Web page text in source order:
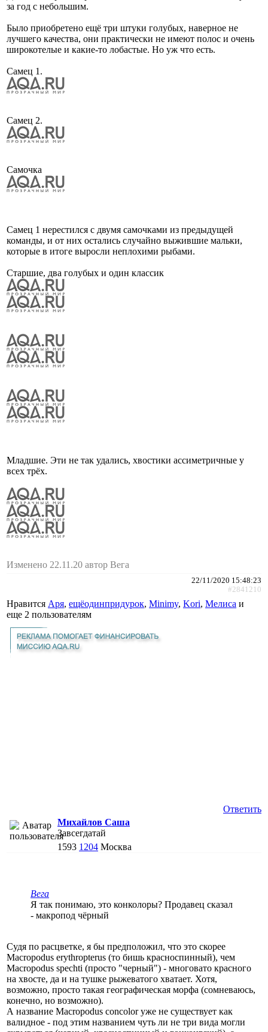
за год с небольшим.
Было приобретено ещё три штуки голубых, наверное не
лучшего качества, они практически не имеют полос и очень
широкотелые и какие-то лобастые. Но уж что есть.
Самец 1.
Самец 2.
Самочка
Самец 1 нерестился с двумя самочками из предыдущей
команды, и от них остались случайно выжившие мальки,
которые в итоге выросли неплохими рыбами.
Старшие, два голубых и один классик
Младшие. Эти не так удались, хвостики ассиметричные у
всех трёх.
Изменено 22.11.20 автор Вега
22/11/2020 15:48:23
#2841210
Нравится Аря, ещёодинпридурок, Minimy, Kori, Мелиса и
еще 2 пользователям
Ответить
Михайлов Саша
Завсегдатай
1593 1204 Москва
Вега
Я так понимаю, это конколоры? Продавец сказал
- макропод чёрный
Судя по расцветке, я бы предположил, что это скорее
Macropodus erythropterus (то бишь красноспинный), чем
Macropodus spechti (просто "черный") - многовато красного
на хвосте, да и на тушке рыжеватого хватает. Хотя,
возможно, просто такая географическая морфа (сомневаюсь,
конечно, но возможно).
А название Macropodus concolor уже не существует как
валидное - под этим названием чуть ли не три вида могли